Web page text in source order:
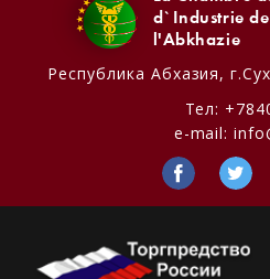
d`Industrie
l'Abkhazie
Республика Абхазия,
Тел:
e-mail: